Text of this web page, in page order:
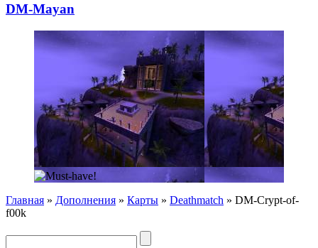
DM-Mayan
Главная » Дополнения » Карты » Deathmatch » DM-Crypt-of-
f00k